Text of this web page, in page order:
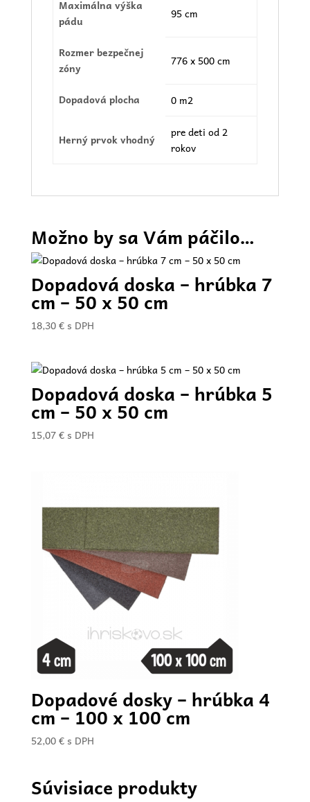
Maximálna výška
pádu
95 cm
Rozmer bezpečnej
zóny
776 x 500 cm
Dopadová plocha 0 m2
Herný prvok vhodný
pre deti od 2
rokov
Možno by sa Vám páčilo…
Dopadová doska – hrúbka 7
cm – 50 x 50 cm
18,30€ s DPH
Dopadová doska – hrúbka 5
cm – 50 x 50 cm
15,07€ s DPH
Dopadové dosky – hrúbka 4
cm – 100 x 100 cm
52,00€ s DPH
Súvisiace produkty